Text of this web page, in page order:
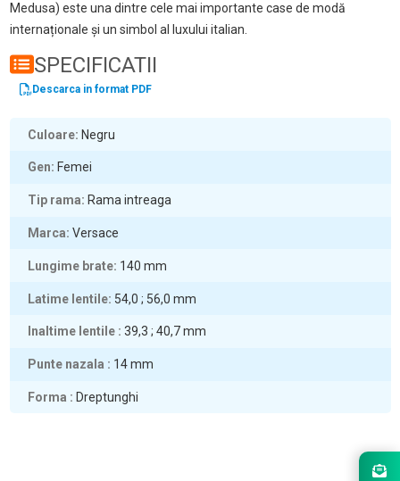
Medusa) este una dintre cele mai importante case de modă
internaționale și un simbol al luxului italian.
SPECIFICATII
Descarca in format PDF
Culoare Negru
Gen Femei
Tip rama Rama intreaga
Marca Versace
Lungime brate 140 mm
Latime lentile 54,0 ; 56,0 mm
Inaltime lentile 39,3 ; 40,7mm
Punte nazala 14mm
Forma Dreptunghi